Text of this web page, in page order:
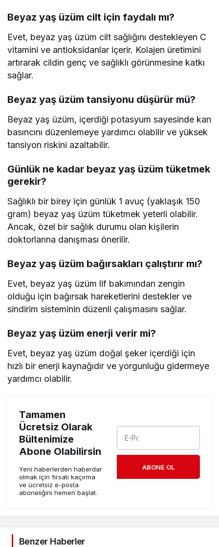
Beyaz yaş üzüm cilt için faydalı mı?
Evet, beyaz yaş üzüm cilt sağlığını destekleyen C
vitamini ve antioksidanlar içerir. Kolajen üretimini
artırarak cildin genç ve sağlıklı görünmesine katkı
sağlar.
Beyaz yaş üzüm tansiyonu düşürür mü?
Beyaz yaş üzüm, içerdiği potasyum sayesinde kan
basıncını düzenlemeye yardımcı olabilir ve yüksek
tansiyon riskini azaltabilir.
Günlük ne kadar beyaz yaş üzüm tüketmek
gerekir?
Sağlıklı bir birey için günlük 1 avuç (yaklaşık 150
gram) beyaz yaş üzüm tüketmek yeterli olabilir.
Ancak, özel bir sağlık durumu olan kişilerin
doktorlarına danışması önerilir.
Beyaz yaş üzüm bağırsakları çalıştırır mı?
Evet, beyaz yaş üzüm lif bakımından zengin
olduğu için bağırsak hareketlerini destekler ve
sindirim sisteminin düzenli çalışmasını sağlar.
Beyaz yaş üzüm enerji verir mi?
Evet, beyaz yaş üzüm doğal şeker içerdiği için
hızlı bir enerji kaynağıdır ve yorgunluğu gidermeye
yardımcı olabilir.
Tamamen
Ücretsiz Olarak
Bültenimize
Abone Olabilirsin
Yeni haberlerden haberdar
olmak için fırsatı kaçırma
ve ücretsiz e-posta
aboneliğini hemen başlat.
ABONE OL
Benzer Haberler